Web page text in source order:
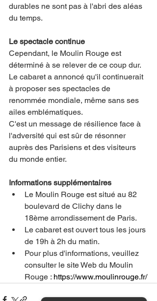
durables ne sont pas à l'abri des aléas
du temps.
Le spectacle continue
Cependant, le Moulin Rouge est
déterminé à se relever de ce coup dur.
Le cabaret a annoncé qu'il continuerait
à proposer ses spectacles de
renommée mondiale, même sans ses
ailes emblématiques.
C'est un message de résilience face à
l'adversité qui est sûr de résonner
auprès des Parisiens et des visiteurs
du monde entier.
Informations supplémentaires
Le Moulin Rouge est situé au 82
boulevard de Clichy dans le
18ème arrondissement de Paris.
Le cabaret est ouvert tous les jours
de 19h à 2h du matin.
Pour plus d'informations, veuillez
consulter le site Web du Moulin
Rouge : https://www.moulinrouge.fr/